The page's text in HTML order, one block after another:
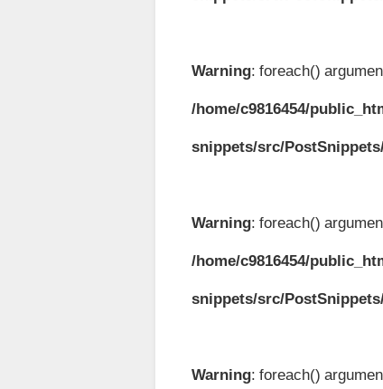
Warning: foreach()
/home/c9816454/
snippets/src/
Warning: foreach()
/home/c9816454/
snippets/src/
Warning: foreach()